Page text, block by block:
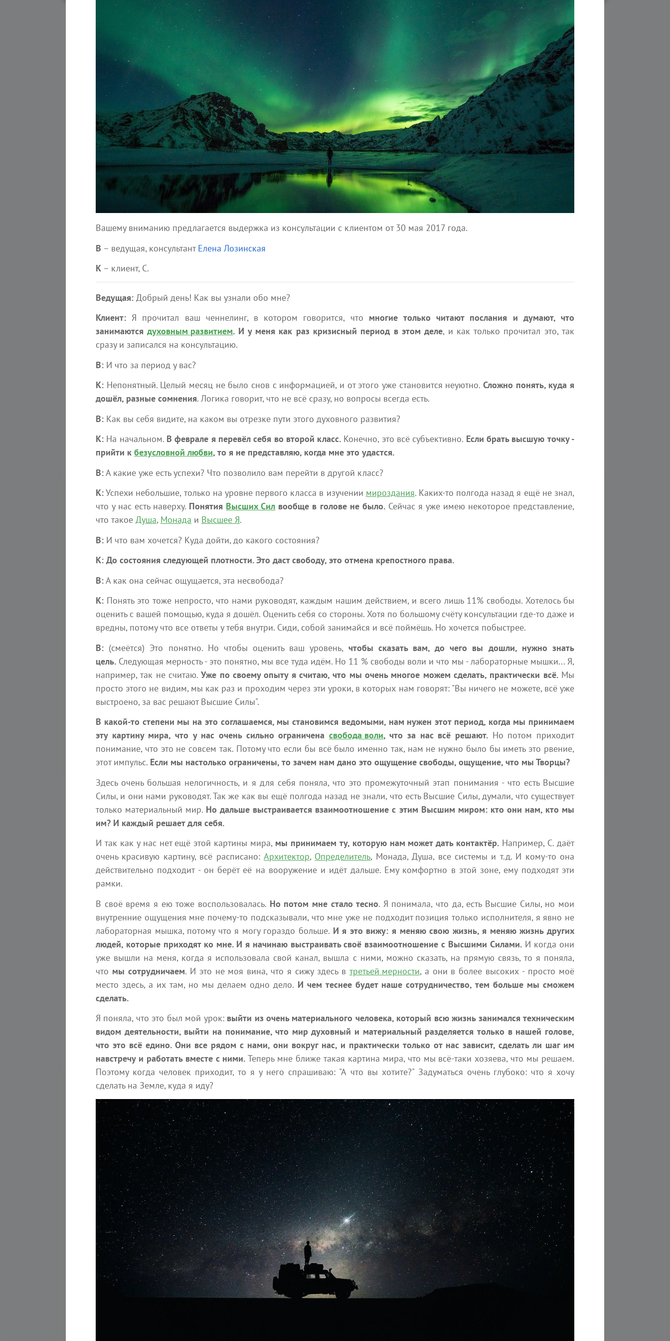
Новые статьи
Материалы наших участников, в которых открывается новая реальность
7 августа 2026
Главное отличие световых существ
7 августа 2026
Человечеству от Матери-
Богини
6 августа 2026
То, что скрыто внутри
Вас, превосходит всех
мудрецов Земли
​Ты можешь многое
Эзотерика
Nina Sumire 3 мин
6 августа 2026
Эзотерика
Наяна Белосвет 2 мин
Эзотерика
Наяна Белосвет
Посмотреть все
Популярные статьи
7 мин
12 июля 2026 года
Ченнелинг
Увеличение присутствия
высокочастотной энергии является
одной из причин роста насилия и
агрессивного поведения. Многие не...
Ченнелинг
Все причиняет все, все воздействует на
все, нет единой первопричины чего-то,
есть комплекс первопричин. Взмах
крыльев бабочки меняет движение
8 мин
26 июля 2026 года
Ченнелинг
Фундаментальные системы убеждений
на всех уровнях осознания постоянно
создаются и разрушаются в процессе
Absolutera.ru 1 августа 2026
Ближайшие мероприятия
Cтроим Царство Богини-
Бога - Творца Единого -
Чистое Сознание -...
Мастер - класс
Пришло время для активных
действий, друзья. Никто,
Курс Подготовки Новых
Мастеров
Занятие
Люди остро нуждаются в
помощи — в настоящей
помощи, которая видит
%. НАБОР В АВГУСТОВСКУЮ
ГРУППУ ОБУЧЕНИЕ ОН-ЛАЙН
В УДОБНОМ ДЛЯ ВАС
ФОРМАТЕ
квантовых способностей
сознания»
Практики
Курс помогает найти
потенциалы и ресурсы
Посмотреть все
Абсолютера в социальных сетях
Следите за нашими новостями
в социальных сетях:
Вашему вниманию предлагается выдержка из консультации с клиентом от 30 мая 2017 года.
В – ведущая, консультант Елена Лозинская
К – клиент, С.
Ведущая: Добрый день! Как вы узнали обо мне?
Клиент: Я прочитал ваш ченнелинг, в котором говорится, что многие только читают послания и думают, что
занимаютсядуховным развитием. И у меня как раз кризисный период в этом деле, и как только прочитал это, так
сразу и записался на консультацию.
В: И что за период у вас?
К: Непонятный. Целый месяц не было снов с информацией, и от этого уже становится неуютно. Сложно понять, куда я
дошёл, разные сомнения. Логика говорит, что не всё сразу, но вопросы всегда есть.
В: Как вы себя видите, на каком вы отрезке пути этого духовного развития?
К: На начальном. В феврале я перевёл себя во второй класс. Конечно, это всё субъективно. Если брать высшую точку -
прийти к безусловной любви, то я не представляю, когда мне это удастся.
В:А какие уже есть успехи? Что позволило вам перейти в другой класс?
К:Успехи небольшие, только на уровне первого класса в изучении мироздания. Каких-то полгода назад я ещё не знал,
что у нас есть наверху. Понятия Высших Сил вообще в голове не было.Сейчас я уже имею некоторое представление,
что такое Душа, Монада и Высшее Я.
В: И что вам хочется? Куда дойти, до какого состояния?
К: До состояния следующей плотности.Это даст свободу, это отмена крепостного права.
В:А как она сейчас ощущается, эта несвобода?
К: Понять это тоже непросто, что нами руководят, каждым нашим действием, и всего лишь 11% свободы. Хотелось бы
оценить с вашей помощью, куда я дошёл. Оценить себя со стороны. Хотя по большому счёту консультации где-то даже и
вредны, потому что все ответы у тебя внутри. Сиди, собой занимайся и всё поймёшь. Но хочется побыстрее.
В: (смеётся) Это понятно. Но чтобы оценить ваш уровень, чтобы сказать вам, до чего вы дошли, нужно знать
цель. Следующая мерность - это понятно, мы все туда идём. Но 11 % свободы воли и что мы - лабораторные мышки... Я,
например, так не считаю.Уже по своему опыту я считаю, что мы очень многое можем сделать, практически всё.Мы
просто этого не видим, мы как раз и проходим через эти уроки, в которых нам говорят: "Вы ничего не можете, всё уже
выстроено, за вас решают Высшие Силы".
В какой-то степени мы на это соглашаемся, мы становимся ведомыми, нам нужен этот период, когда мы принимаем
эту картину мира, что у нас очень сильно ограничена свобода воли, что за нас всё решают. Но потом приходит
понимание, что это не совсем так. Потому что если бы всё было именно так, нам не нужно было бы иметь это рвение,
этот импульс. Если мы настолько ограничены, то зачем нам дано это ощущение свободы, ощущение, что мы Творцы?
Здесь очень большая нелогичность, и я для себя поняла, что это промежуточный этап понимания - что есть Высшие
Силы, и они нами руководят. Так же как вы ещё полгода назад не знали, что есть Высшие Силы, думали, что существует
только материальный мир. Но дальше выстраивается взаимоотношение с этим Высшим миром: кто они нам, кто мы
им? И каждый решает для себя.
И так как у нас нет ещё этой картины мира, мы принимаем ту, которую нам может дать контактёр. Например, С. даёт
очень красивую картину, всё расписано: Архитектор, Определитель, Монада, Душа, все системы и т.д. И кому-то она
действительно подходит - он берёт её на вооружение и идёт дальше. Ему комфортно в этой зоне, ему подходят эти
рамки.
В своё время я ею тоже воспользовалась. Но потом мне стало тесно. Я понимала, что да, есть Высшие Силы, но мои
внутренние ощущения мне почему-то подсказывали, что мне уже не подходит позиция только исполнителя, я явно не
лабораторная мышка, потому что я могу гораздо больше. И я это вижу: я меняю свою жизнь, я меняю жизнь других
людей, которые приходят ко мне. И я начинаю выстраивать своё взаимоотношение с Высшими Силами. И когда они
уже вышли на меня, когда я использовала свой канал, вышла с ними, можно сказать, на прямую связь, то я поняла,
что мы сотрудничаем. И это не моя вина, что я сижу здесь в третьей мерности, а они в более высоких - просто моё
место здесь, а их там, но мы делаем одно дело. И чем теснее будет наше сотрудничество, тем больше мы сможем
сделать.
Я поняла, что это был мой урок: выйти из очень материального человека, который всю жизнь занимался техническим
видом деятельности, выйти на понимание, что мир духовный и материальный разделяется только в нашей голове,
что это всё едино. Они все рядом с нами, они вокруг нас, и практически только от нас зависит, сделать ли шаг им
навстречу и работать вместе с ними. Теперь мне ближе такая картина мира, что мы всё-таки хозяева, что мы решаем.
Поэтому когда человек приходит, то я у него спрашиваю: "А что вы хотите?" Задуматься очень глубоко: что я хочу
сделать на Земле, куда я иду?